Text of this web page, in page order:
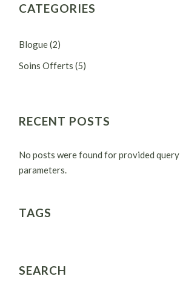
CATEGORIES
Blogue(2)
Soins Offerts (5)
RECENT POSTS
No posts were found for provided query
parameters.
TAGS
SEARCH